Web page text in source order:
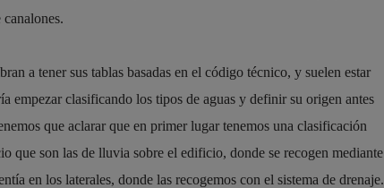
a tener sus tablas basadas en el código técnico, y suelen estar
empezar clasificando los tipos de aguas y definir su origen antes
que aclarar que en primer lugar tenemos una clasificación
que son las de lluvia sobre el edificio, donde se recogen mediante
en los laterales, donde las recogemos con el sistema de drenaje.